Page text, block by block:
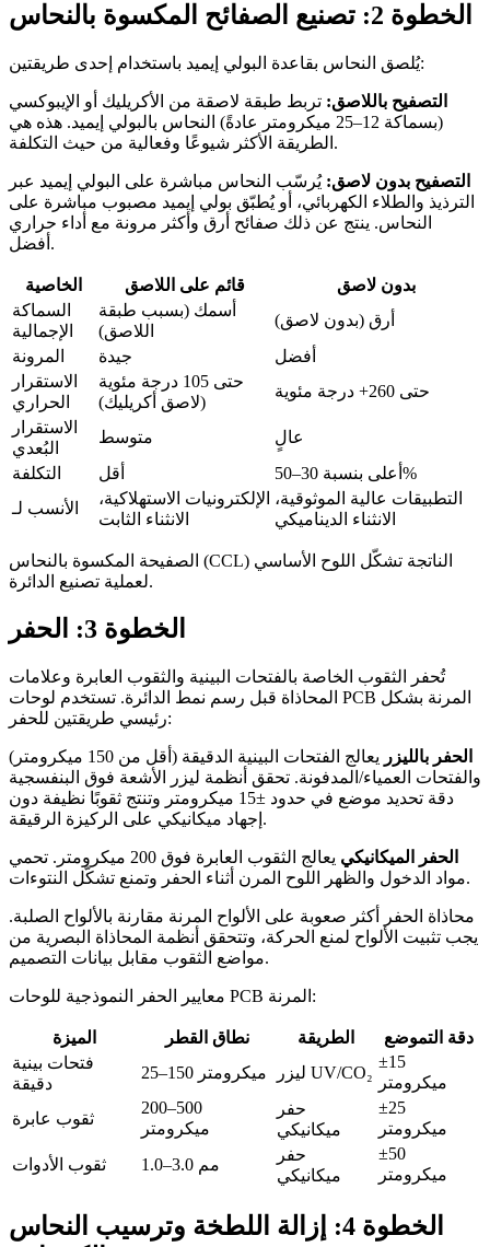
الخطوة 2: تصنيع الصفائح المكسوة بالنحاس
يُلصق النحاس بقاعدة البولي إيميد باستخدام إحدى طريقتين:
التصفيح باللاصق: تربط طبقة لاصقة من الأكريليك أو الإيبوكسي
(بسماكة 12–25 ميكرومتر عادةً) النحاس بالبولي إيميد. هذه هي
الطريقة الأكثر شيوعًا وفعالية من حيث التكلفة.
التصفيح بدون لاصق: يُرسّب النحاس مباشرة على البولي إيميد عبر
الترذيذ والطلاء الكهربائي، أو يُطبّق بولي إيميد مصبوب مباشرة على
النحاس. ينتج عن ذلك صفائح أرق وأكثر مرونة مع أداء حراري
أفضل.
الخاصية قائم على اللاصق
بدون لاصق
السماكة
الإجمالية
أسمك (بسبب طبقة
اللاصق)
أرق (بدون لاصق)
المرونة
جيدة
أفضل
الاستقرار
الحراري
حتى 105 درجة مئوية
(لاصق أكريليك)
حتى 260+ درجة مئوية
الاستقرار
البُعدي
متوسط
عالٍ
التكلفة
أقل
أعلى بنسبة 30–50%
الأنسب لـ
الإلكترونيات الاستهلاكية،
الانثناء الثابت
التطبيقات عالية الموثوقية،
الانثناء الديناميكي
الصفيحة المكسوة بالنحاس (CCL) الناتجة تشكّل اللوح الأساسي
لعملية تصنيع الدائرة.
الخطوة 3: الحفر
تُحفر الثقوب الخاصة بالفتحات البينية والثقوب العابرة وعلامات
المحاذاة قبل رسم نمط الدائرة. تستخدم لوحات PCB المرنة بشكل
رئيسي طريقتين للحفر:
الحفر بالليزر
يعالج الفتحات البينية الدقيقة (أقل من 150 ميكرومتر)
والفتحات العمياء/المدفونة. تحقق أنظمة ليزر الأشعة فوق البنفسجية
دقة تحديد موضع في حدود ±15 ميكرومتر وتنتج ثقوبًا نظيفة دون
إجهاد ميكانيكي على الركيزة الرقيقة.
الحفر الميكانيكي
يعالج الثقوب العابرة فوق 200 ميكرومتر. تحمي
مواد الدخول والظهر اللوح المرن أثناء الحفر وتمنع تشكّل النتوءات.
محاذاة الحفر أكثر صعوبة على الألواح المرنة مقارنة بالألواح الصلبة.
يجب تثبيت الألواح لمنع الحركة، وتتحقق أنظمة المحاذاة البصرية من
مواضع الثقوب مقابل بيانات التصميم.
معايير الحفر النموذجية للوحات PCB المرنة:
الميزة نطاق القطر الطريقة
دقة التموضع
فتحات بينية
دقيقة
25–150 ميكرومتر ليزر UV/CO₂
±15
ميكرومتر
ثقوب عابرة
200–500
ميكرومتر
حفر
ميكانيكي
±25
ميكرومتر
ثقوب الأدوات
1.0–3.0 مم
حفر
ميكانيكي
±50
ميكرومتر
الخطوة 4: إزالة اللطخة وترسيب النحاس